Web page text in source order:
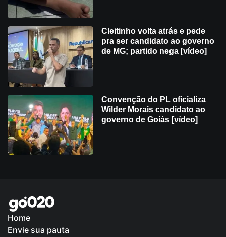
Cleitinho volta atrás e pede
pra ser candidato ao governo
de MG; partido nega [vídeo]
Convenção do PL oficializa
Wilder Morais candidato ao
governo de Goiás [vídeo]
Home
Envie sua pauta